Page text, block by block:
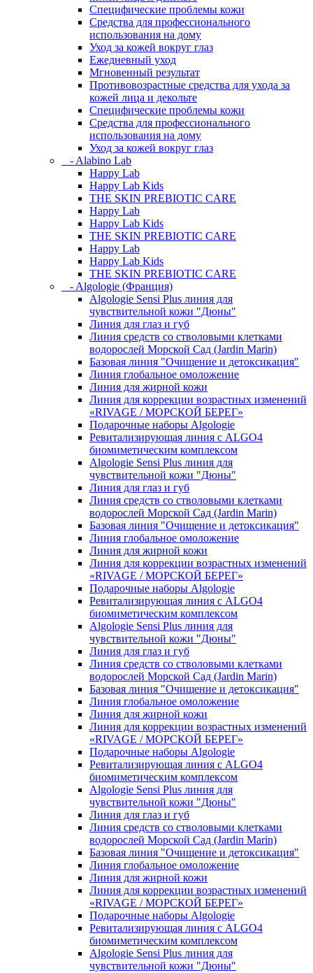
Специфические проблемы кожи
Средства для профессионального
использования на дому
Уход за кожей вокруг глаз
Ежедневный уход
Мгновенный результат
Противовозрастные средства для ухода за
кожей лица и декольте
Специфические проблемы кожи
Средства для профессионального
использования на дому
Уход за кожей вокруг глаз
- Alabino Lab
Happy Lab
Happy Lab Kids
THE SKIN PREBIOTIC CARE
Happy Lab
Happy Lab Kids
THE SKIN PREBIOTIC CARE
Happy Lab
Happy Lab Kids
THE SKIN PREBIOTIC CARE
- Algologie (Франция)
Algologie Sensi Plus линия для
чувcтвительной кожи "Дюны"
Линия для глаз и губ
Линия средств со стволовыми клетками
водорослей Морской Сад (Jardin Marin)
Базовая линия "Очищение и детоксикация"
Линия глобальное омоложение
Линия для жирной кожи
Линия для коррекции возрастных изменений
«RIVAGE / МОРСКОЙ БЕРЕГ»
Подарочные наборы Algologie
Ревитализирующая линия с ALGO4
биомиметическим комплексом
Algologie Sensi Plus линия для
чувcтвительной кожи "Дюны"
Линия для глаз и губ
Линия средств со стволовыми клетками
водорослей Морской Сад (Jardin Marin)
Базовая линия "Очищение и детоксикация"
Линия глобальное омоложение
Линия для жирной кожи
Линия для коррекции возрастных изменений
«RIVAGE / МОРСКОЙ БЕРЕГ»
Подарочные наборы Algologie
Ревитализирующая линия с ALGO4
биомиметическим комплексом
Algologie Sensi Plus линия для
чувcтвительной кожи "Дюны"
Линия для глаз и губ
Линия средств со стволовыми клетками
водорослей Морской Сад (Jardin Marin)
Базовая линия "Очищение и детоксикация"
Линия глобальное омоложение
Линия для жирной кожи
Линия для коррекции возрастных изменений
«RIVAGE / МОРСКОЙ БЕРЕГ»
Подарочные наборы Algologie
Ревитализирующая линия с ALGO4
биомиметическим комплексом
Algologie Sensi Plus линия для
чувcтвительной кожи "Дюны"
Линия для глаз и губ
Линия средств со стволовыми клетками
водорослей Морской Сад (Jardin Marin)
Базовая линия "Очищение и детоксикация"
Линия глобальное омоложение
Линия для жирной кожи
Линия для коррекции возрастных изменений
«RIVAGE / МОРСКОЙ БЕРЕГ»
Подарочные наборы Algologie
Ревитализирующая линия с ALGO4
биомиметическим комплексом
Algologie Sensi Plus линия для
чувcтвительной кожи "Дюны"